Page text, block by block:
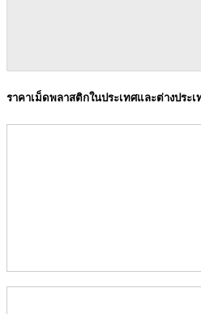
ราคาเม็ดพลาสติกในประเทศและต่างประเ